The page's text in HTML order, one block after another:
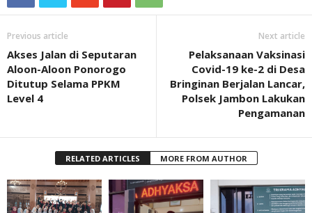
Previous article
Akses Jalan di Seputaran
Aloon-Aloon Ponorogo
Ditutup Selama PPKM
Level 4
Next article
Pelaksanaan Vaksinasi
Covid-19 ke-2 di Desa
Bringinan Berjalan Lancar,
Polsek Jambon Lakukan
Pengamanan
RELATED ARTICLES MORE FROM AUTHOR